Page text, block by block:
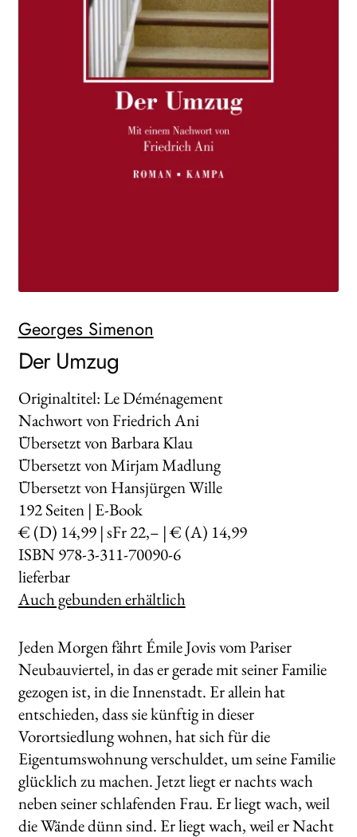
WEITERE VERLAGE
Georges Simenon
Der Umzug
Originaltitel: Le Déménagement
Nachwort von Friedrich Ani
Übersetzt von Barbara Klau
Übersetzt von Mirjam Madlung
Übersetzt von Hansjürgen Wille
192Seiten | E-Book
€ (D) 14,99 | sFr 22,– | € (A) 14,99
ISBN 978-3-311-70090-6
lieferbar
Auch gebunden erhältlich
Jeden Morgen fährt Émile Jovis vom Pariser
Neubauviertel, in das er gerade mit seiner Familie
gezogen ist, in die Innenstadt. Er allein hat
entschieden, dass sie künftig in dieser
Vorortsiedlung wohnen, hat sich für die
Eigentumswohnung verschuldet, um seine Familie
glücklich zu machen. Jetzt liegt er nachts wach
neben seiner schlafenden Frau. Er liegt wach, weil
die Wände dünn sind. Er liegt wach, weil er Nacht